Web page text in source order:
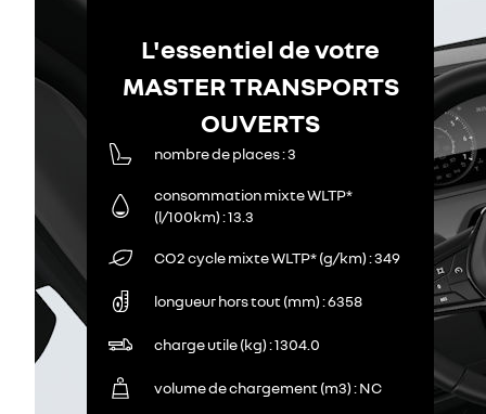
L'essentiel de votre
MASTER TRANSPORTS
OUVERTS
nombre de places 3
consommation mixte WLTP*
(l/100km) 13.3
CO2 cycle mixte WLTP* (g/km) 349
longueur hors tout (mm) 6358
charge utile (kg) 1304.0
volume de chargement (m3) NC